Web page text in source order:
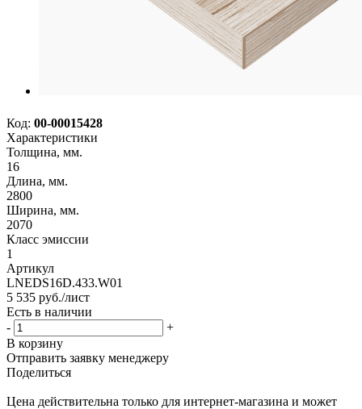
Код: 00-00015428
Характеристики
Толщина, мм.
16
Длина, мм.
2800
Ширина, мм.
2070
Класс эмиссии
1
Артикул
LNEDS16D.433.W01
5 535 руб./лист
Есть в наличии
-
+
В корзину
Отправить заявку менеджеру
Поделиться
Цена действительна только для интернет-магазина и может